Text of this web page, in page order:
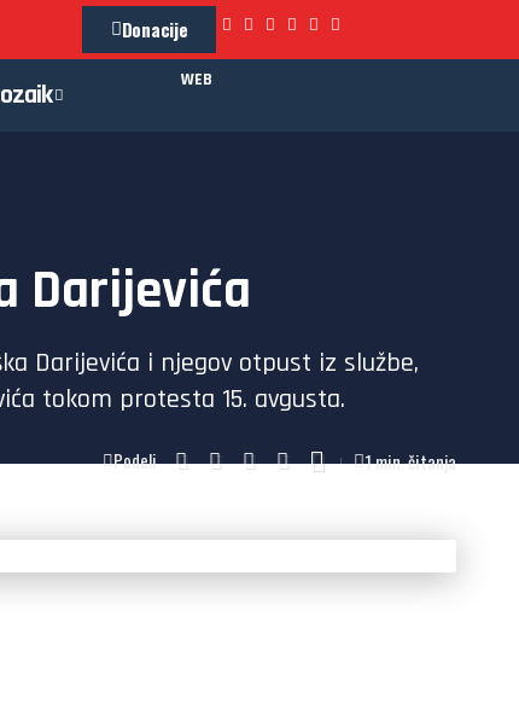
Donacije
WEB
Darijevića
Darijevića i njegov otpust iz službe,
tokom protesta 15. avgusta.
Podeli 1 min. čitanja